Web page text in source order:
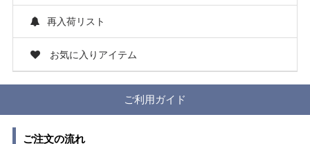
再入荷リスト
お気に入りアイテム
ご利用ガイド
ご注文の流れ